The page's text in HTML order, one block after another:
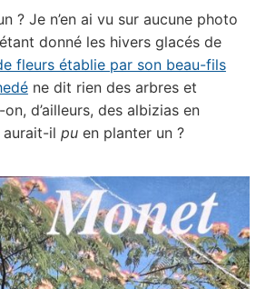
? Je n’en ai vu sur aucune photo
donné les hivers glacés de
fleurs établie par son beau-fils
ne dit rien des arbres et
d’ailleurs, des albizias en
aurait-il pu en planter un ?